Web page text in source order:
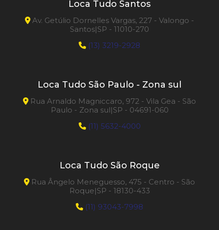
Loca Tudo Santos
Av. Getúlio Dornelles Vargas, 227 - Valongo -
Santos|SP - 11010-270
(13) 3219-2928
Loca Tudo São Paulo - Zona sul
Rua Arnaldo Magniccaro, 972 - Vila Gea - São
Paulo - Zona sul|SP - 04691-060
(11) 5632-4000
Loca Tudo São Roque
Rua Ângelo Meneguesso, 475 - Centro - São
Roque|SP - 18130-433
(11) 93043-7998